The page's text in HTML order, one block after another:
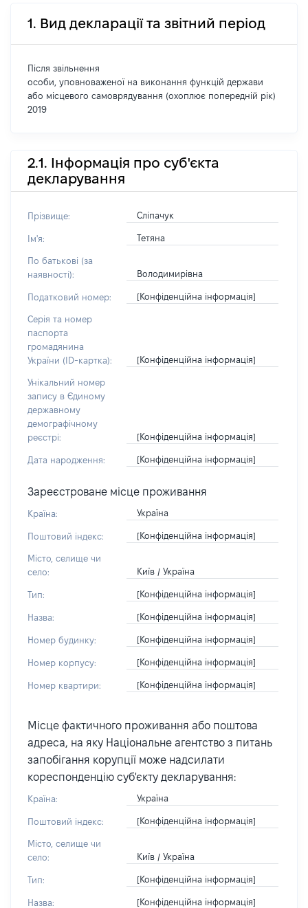
1. Вид декларації та звітний період
Після звільнення
особи, уповноваженої на виконання функцій держави
або місцевого самоврядування (охоплює попередній рік)
2019
2.1. Інформація про суб'єкта
декларування
Прізвище: Сліпачук
Ім'я: Тетяна
По батькові (за
наявності):
Володимирівна
Податковий номер: [Конфіденційна інформація]
Серія та номер
паспорта
громадянина
України (ID-картка):
[Конфіденційна інформація]
Унікальний номер
запису в Єдиному
державному
демографічному
реєстрі:
[Конфіденційна інформація]
Дата народження: [Конфіденційна інформація]
Зареєстроване місце проживання
Країна: Україна
Поштовий індекс: [Конфіденційна інформація]
Місто, селище чи
село:
Київ / Україна
Тип: [Конфіденційна інформація]
Назва: [Конфіденційна інформація]
Номер будинку: [Конфіденційна інформація]
Номер корпусу: [Конфіденційна інформація]
Номер квартири: [Конфіденційна інформація]
Місце фактичного проживання або поштова
адреса, на яку Національне агентство з питань
запобігання корупції може надсилати
кореспонденцію суб'єкту декларування:
Країна: Україна
Поштовий індекс: [Конфіденційна інформація]
Місто, селище чи
село:
Київ / Україна
Тип: [Конфіденційна інформація]
Назва: [Конфіденційна інформація]